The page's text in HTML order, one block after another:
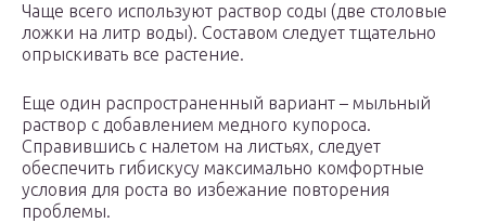
Чаще всего используют раствор соды (две столовые
ложки на литр воды). Составом следует тщательно
опрыскивать все растение.
Еще один распространенный вариант – мыльный
раствор с добавлением медного купороса.
Справившись с налетом на листьях, следует
обеспечить гибискусу максимально комфортные
условия для роста во избежание повторения
проблемы.